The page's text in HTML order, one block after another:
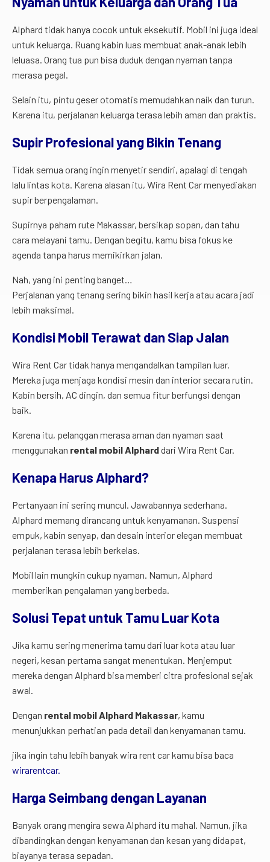
Alphard tidak hanya cocok untuk eksekutif. Mobil ini juga ideal
untuk keluarga. Ruang kabin luas membuat anak-anak lebih
leluasa. Orang tua pun bisa duduk dengan nyaman tanpa
merasa pegal.
Selain itu, pintu geser otomatis memudahkan naik dan turun.
Karena itu, perjalanan keluarga terasa lebih aman dan praktis.
Supir Profesional yang Bikin Tenang
Tidak semua orang ingin menyetir sendiri, apalagi di tengah
lalu lintas kota. Karena alasan itu, Wira Rent Car menyediakan
supir berpengalaman.
Supirnya paham rute Makassar, bersikap sopan, dan tahu
cara melayani tamu. Dengan begitu, kamu bisa fokus ke
agenda tanpa harus memikirkan jalan.
Nah, yang ini penting banget…
Perjalanan yang tenang sering bikin hasil kerja atau acara jadi
lebih maksimal.
Kondisi Mobil Terawat dan Siap Jalan
Wira Rent Car tidak hanya mengandalkan tampilan luar.
Mereka juga menjaga kondisi mesin dan interior secara rutin.
Kabin bersih, AC dingin, dan semua fitur berfungsi dengan
baik.
Karena itu, pelanggan merasa aman dan nyaman saat
menggunakan rental mobil Alpharddari Wira Rent Car.
Kenapa Harus Alphard?
Pertanyaan ini sering muncul. Jawabannya sederhana.
Alphard memang dirancang untuk kenyamanan. Suspensi
empuk, kabin senyap, dan desain interior elegan membuat
perjalanan terasa lebih berkelas.
Mobil lain mungkin cukup nyaman. Namun, Alphard
memberikan pengalaman yang berbeda.
Solusi Tepat untuk Tamu Luar Kota
Jika kamu sering menerima tamu dari luar kota atau luar
negeri, kesan pertama sangat menentukan. Menjemput
mereka dengan Alphard bisa memberi citra profesional sejak
awal.
Dengan rental mobil Alphard Makassar, kamu
menunjukkan perhatian pada detail dan kenyamanan tamu.
jika ingin tahu lebih banyak wira rent car kamu bisa baca
wirarentcar.
Harga Seimbang dengan Layanan
Banyak orang mengira sewa Alphard itu mahal. Namun, jika
dibandingkan dengan kenyamanan dan kesan yang didapat,
biayanya terasa sepadan.